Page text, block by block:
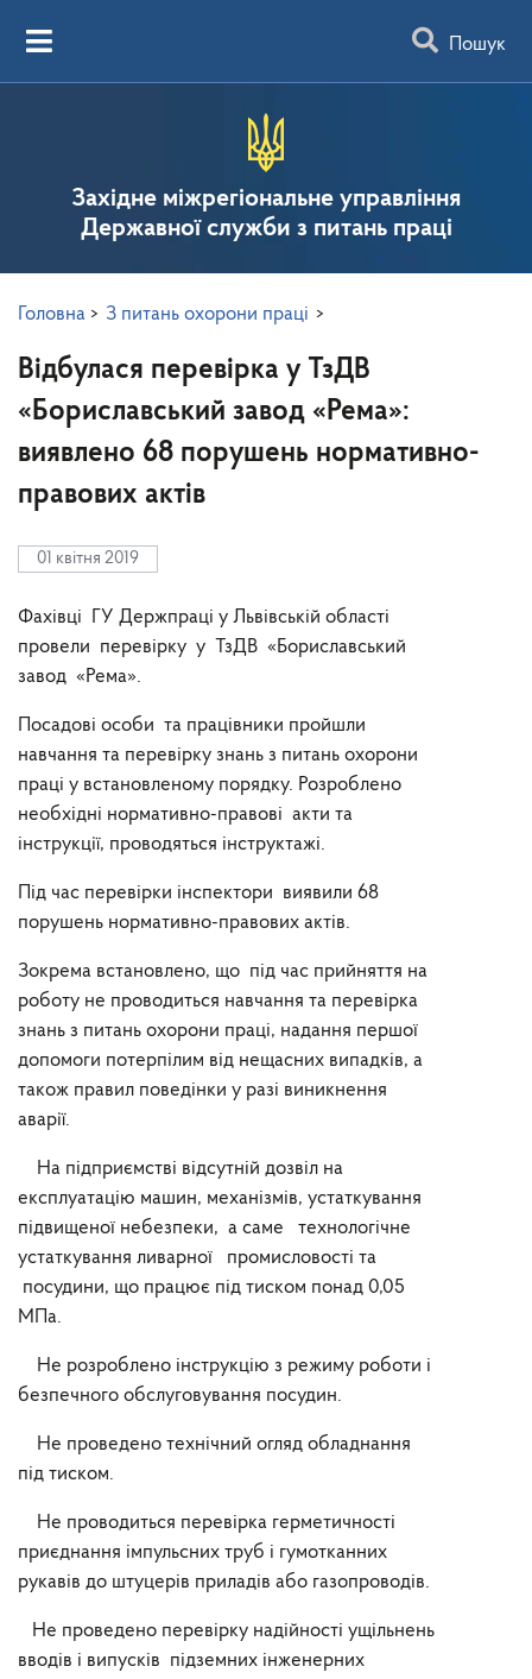
Пошук
Західне міжрегіональне управління
Державної служби з питань праці
Головна > З питань охорони праці >
Відбулася перевірка у ТзДВ
«Бориславський завод «Рема»:
виявлено 68 порушень нормативно-
правових актів
01 квітня 2019
Фахівці ГУ Держпраці у Львівській області
провели перевірку у ТзДВ «Бориславський
завод «Рема».
Посадові особи та працівники пройшли
навчання та перевірку знань з питань охорони
праці у встановленому порядку. Розроблено
необхідні нормативно-правові акти та
інструкції, проводяться інструктажі.
Під час перевірки інспектори виявили 68
порушень нормативно-правових актів.
Зокрема встановлено, що під час прийняття на
роботу не проводиться навчання та перевірка
знань з питань охорони праці, надання першої
допомоги потерпілим від нещасних випадків, а
також правил поведінки у разі виникнення
аварії.
На підприємстві відсутній дозвіл на
експлуатацію машин, механізмів, устаткування
підвищеної небезпеки, а саме технологічне
устаткування ливарної промисловості та
посудини, що працює під тиском понад 0,05
МПа.
Не розроблено інструкцію з режиму роботи і
безпечного обслуговування посудин.
Не проведено технічний огляд обладнання
під тиском.
Не проводиться перевірка герметичності
приєднання імпульсних труб і гумотканних
рукавів до штуцерів приладів або газопроводів.
Не проведено перевірку надійності ущільнень
вводів і випусків підземних інженерних